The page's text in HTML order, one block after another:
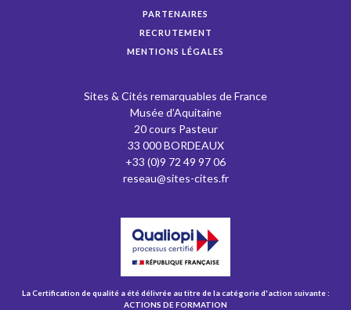
PARTENAIRES
RECRUTEMENT
MENTIONS LÉGALES
Sites & Cités remarquables de France
Musée d’Aquitaine
20 cours Pasteur
33 000 BORDEAUX
+33 (0)9 72 49 97 06
reseau@sites-cites.fr
La Certification de qualité a été délivrée au titre de la catégorie d'action suivante :
ACTIONS DE FORMATION